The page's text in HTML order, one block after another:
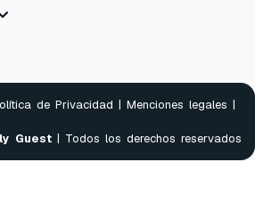
de Privacidad | Menciones legales |
Guest | Todos los derechos reservados